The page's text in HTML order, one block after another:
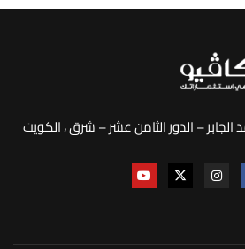
– الدور الثامن عشر – شرق ، الكويت